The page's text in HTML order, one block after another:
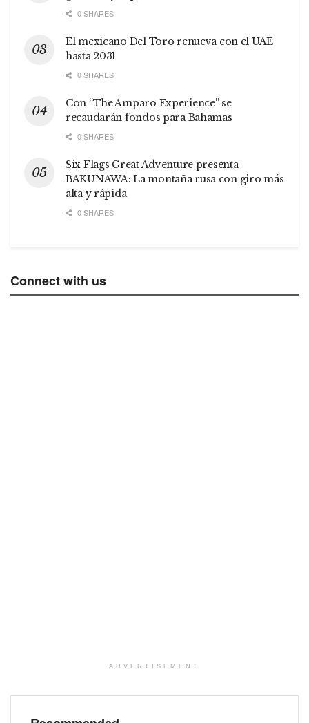
0 SHARES
El mexicano Del Toro renueva con el UAE
hasta 2031
0 SHARES
Con “The Amparo Experience” se
recaudarán fondos para Bahamas
0 SHARES
Six Flags Great Adventure presenta
BAKUNAWA: La montaña rusa con giro más
alta y rápida
0 SHARES
Connect with us
ADVERTISEMENT